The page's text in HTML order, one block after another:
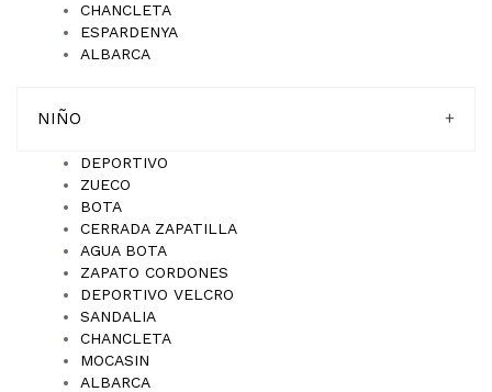
CHANCLETA
ESPARDENYA
ALBARCA
NIÑO +
DEPORTIVO
ZUECO
BOTA
CERRADA ZAPATILLA
AGUA BOTA
ZAPATO CORDONES
DEPORTIVO VELCRO
SANDALIA
CHANCLETA
MOCASIN
ALBARCA